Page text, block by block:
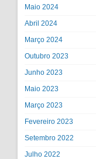
Maio 2024
Abril 2024
Março 2024
Outubro 2023
Junho 2023
Maio 2023
Março 2023
Fevereiro 2023
Setembro 2022
Julho 2022